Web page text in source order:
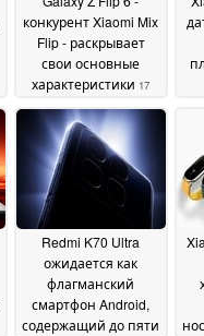
конкурент Xiaomi Mix
Flip - раскрывает
свои основные
характеристики 17
July 2024
Redmi K70 Ultra
ожидается как
флагманский
смартфон Android,
содержащий до пяти